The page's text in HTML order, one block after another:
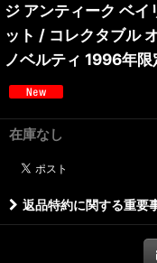
ジ アンティーク ベ
ット / コレクタブル
ノベルティ 1996年
在庫なし
返品特約に関する重要